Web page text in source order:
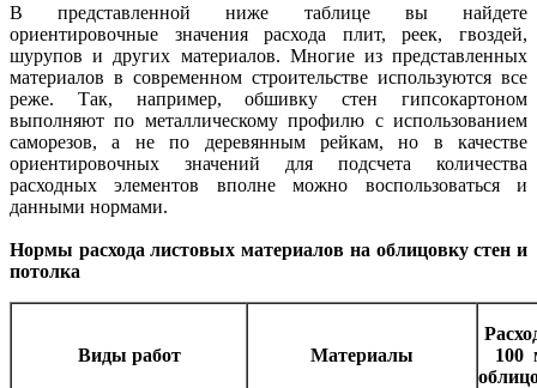
В представленной ниже таблице вы найдете
ориентировочные значения расхода плит, реек, гвоздей,
шурупов и других материалов. Многие из представленных
материалов в современном строительстве используются все
реже. Так, например, обшивку стен гипсокартоном
выполняют по металлическому профилю с использованием
саморезов, а не по деревянным рейкам, но в качестве
ориентировочных значений для подсчета количества
расходных элементов вполне можно воспользоваться и
данными нормами.
Нормы расхода листовых материалов на облицовку стен и
потолка
Виды работ Материалы
100